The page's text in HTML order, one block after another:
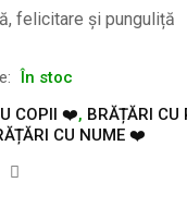
felicitare și punguliță
În stoc
COPII ❤️, BRĂȚĂRI
CU NUME ❤️